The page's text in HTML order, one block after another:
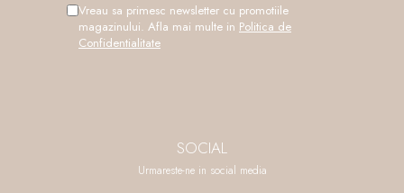
Vreau sa primesc newsletter cu promotiile
magazinului. Afla mai multe in Politica de
Confidentialitate
SOCIAL
Urmareste-ne in social media